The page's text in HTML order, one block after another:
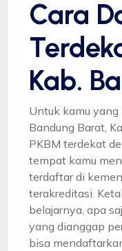
Cara
Kab.
Untuk kamu yang
Bandung Barat,
PKBM terdekat
tempat kamu
terdaftar di
terakreditasi.
belajarnya, apa
yang dianggap
bisa